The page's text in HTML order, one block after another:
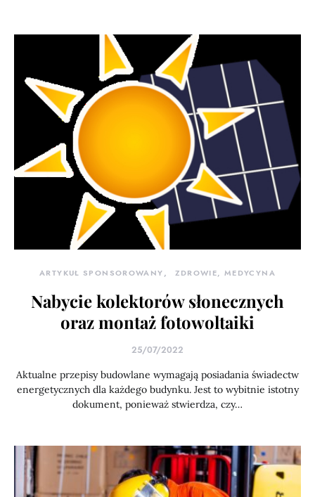
ARTYKUŁ SPONSOROWANY ZDROWIE, MEDYCYNA
Nabycie kolektorów słonecznych
oraz montaż fotowoltaiki
25/07/2022
Aktualne przepisy budowlane wymagają posiadania świadectw
energetycznych dla każdego budynku. Jest to wybitnie istotny
dokument, ponieważ stwierdza, czy…